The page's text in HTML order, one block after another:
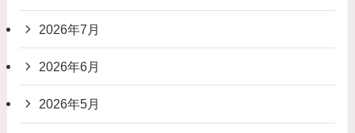
2026年7月
2026年6月
2026年5月